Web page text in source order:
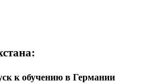
к обучению в Германии